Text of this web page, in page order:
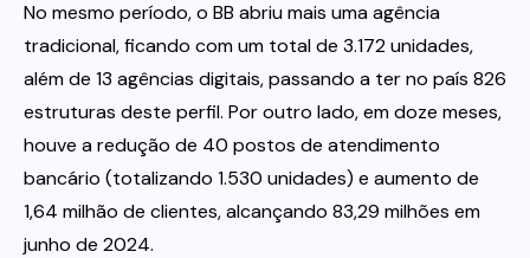
No mesmo período, o BB abriu mais uma agência
tradicional, ficando com um total de 3.172 unidades,
além de 13 agências digitais, passando a ter no país 826
estruturas deste perfil. Por outro lado, em doze meses,
houve a redução de 40 postos de atendimento
bancário (totalizando 1.530 unidades) e aumento de
1,64 milhão de clientes, alcançando 83,29 milhões em
junho de 2024.